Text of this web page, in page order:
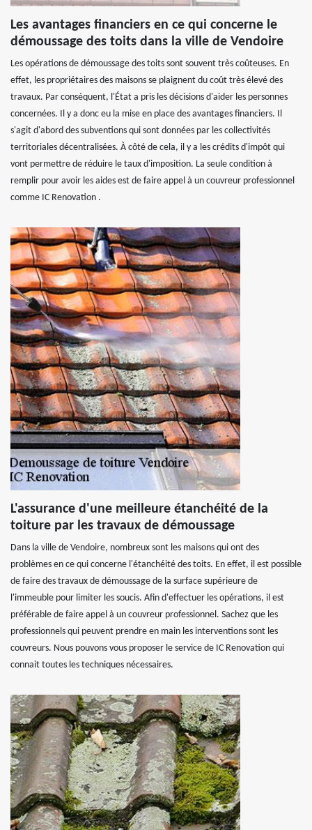
Les avantages financiers en ce qui concerne le
démoussage des toits dans la ville de Vendoire
Les opérations de démoussage des toits sont souvent très coûteuses. En
effet, les propriétaires des maisons se plaignent du coût très élevé des
travaux. Par conséquent, l'État a pris les décisions d'aider les personnes
concernées. Il y a donc eu la mise en place des avantages financiers. Il
s'agit d'abord des subventions qui sont données par les collectivités
territoriales décentralisées. À côté de cela, il y a les crédits d'impôt qui
vont permettre de réduire le taux d'imposition. La seule condition à
remplir pour avoir les aides est de faire appel à un couvreur professionnel
comme IC Renovation .
L'assurance d'une meilleure étanchéité de la
toiture par les travaux de démoussage
Dans la ville de Vendoire, nombreux sont les maisons qui ont des
problèmes en ce qui concerne l'étanchéité des toits. En effet, il est possible
de faire des travaux de démoussage de la surface supérieure de
l'immeuble pour limiter les soucis. Afin d'effectuer les opérations, il est
préférable de faire appel à un couvreur professionnel. Sachez que les
professionnels qui peuvent prendre en main les interventions sont les
couvreurs. Nous pouvons vous proposer le service de IC Renovation qui
connait toutes les techniques nécessaires.